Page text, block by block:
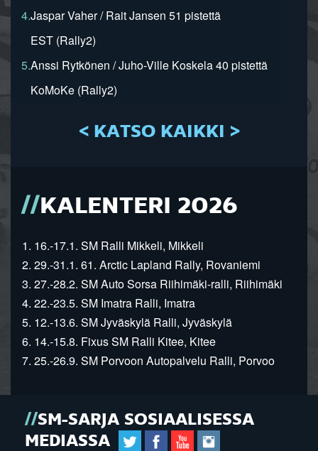
4.Jaspar Vaher / Rait Jansen 51 pistettä
EST (Rally2)
5.Anssi Rytkönen / Juho-Ville Koskela 40 pistettä
KoMoKe (Rally2)
< KATSO KAIKKI >
KALENTERI 2026
1. 16.-17.1. SM Ralli Mikkeli, Mikkeli
2. 29.-31.1. 61. Arctic Lapland Rally, Rovaniemi
3. 27.-28.2. SM Auto Sorsa Riihimäki-ralli, Riihimäki
4. 22.-23.5. SM Imatra Ralli, Imatra
5. 12.-13.6. SM Jyväskylä Ralli, Jyväskylä
6. 14.-15.8. Fixus SM Ralli Kitee, Kitee
7. 25.-26.9. SM Porvoon Autopalvelu Ralli, Porvoo
SM-SARJA SOSIAALISESSA
MEDIASSA